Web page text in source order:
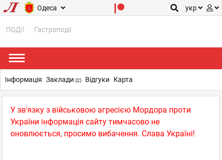
Одеса укр
ПОДІЇ Гастроподії
У зв'язку з військовою агресією Мордора проти
України інформація сайту тимчасово не
оновлюється, просимо вибачення. Слава Україні!
Інформація Заклади (2) Відгуки Карта